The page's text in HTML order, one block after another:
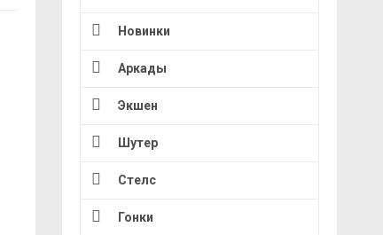
Новинки
Аркады
Экшен
Шутер
Стелс
Гонки